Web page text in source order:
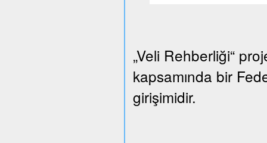
„Veli Rehberliği“
kapsamında bir
girişimidir.